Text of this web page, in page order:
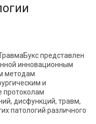
представлен
инновационным
методам
и
протоколам
дисфункций, травм,
патологий различного